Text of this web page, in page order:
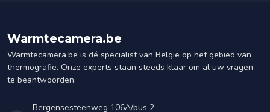
Warmtecamera.be
Warmtecamera.be is dé specialist van België op het gebied van
thermografie. Onze experts staan steeds klaar om al uw vragen
te beantwoorden.
Bergensesteenweg 106A/bus 2